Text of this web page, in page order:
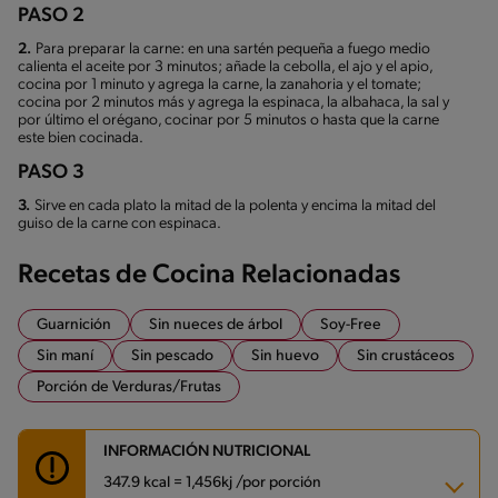
PASO 2
2. Para preparar la carne: en una sartén pequeña a fuego medio
calienta el aceite por 3 minutos; añade la cebolla, el ajo y el apio,
cocina por 1 minuto y agrega la carne, la zanahoria y el tomate;
cocina por 2 minutos más y agrega la espinaca, la albahaca, la sal y
por último el orégano, cocinar por 5 minutos o hasta que la carne
este bien cocinada.
PASO 3
3. Sirve en cada plato la mitad de la polenta y encima la mitad del
guiso de la carne con espinaca.
Recetas de Cocina Relacionadas
Guarnición Sin nueces de árbol
Soy-Free
Sin maní
Sin pescado Sin huevo
Sin crustáceos
Porción de Verduras/Frutas
INFORMACIÓN NUTRICIONAL
347.9 kcal = 1,456kj /por porción